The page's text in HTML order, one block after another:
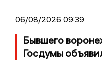
06/08/2026 09:39
Бывшего
Госдумы